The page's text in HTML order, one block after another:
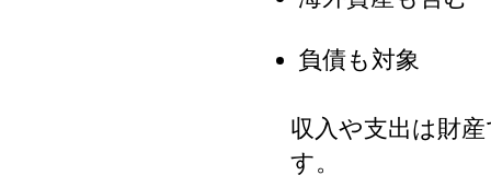
負債も対象
収入や支出は財
す。